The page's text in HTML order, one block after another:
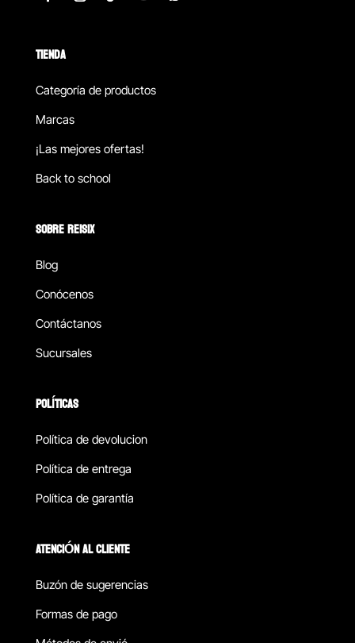
TIENDA
Categoría de productos
Marcas
¡Las mejores ofertas!
Back to school
SOBRE REISIX
Blog
Conócenos
Contáctanos
Sucursales
POLÍTICAS
Política de devolucion
Política de entrega
Política de garantía
ATENCIÓN AL CLIENTE
Buzón de sugerencias
Formas de pago